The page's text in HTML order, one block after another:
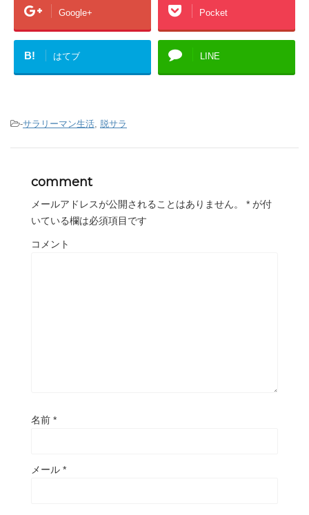
Google+ Pocket
B! はてブ LINE
-サラリーマン生活 脱サラ
comment
メールアドレスが公開されることはありません。 * が付
いている欄は必須項目です
コメント
名前 *
メール *